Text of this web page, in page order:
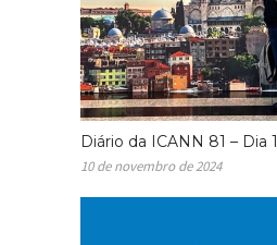
Diário da ICANN 81 – Dia 1
10 de novembro de 2024